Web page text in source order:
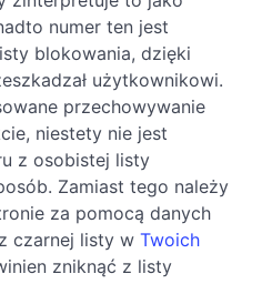
numer ten jest
blokowania, dzięki
użytkownikowi.
przechowywanie
niestety nie jest
z osobistej listy
Zamiast tego należy
za pomocą danych
czarnej listy w Twoich
zniknąć z listy